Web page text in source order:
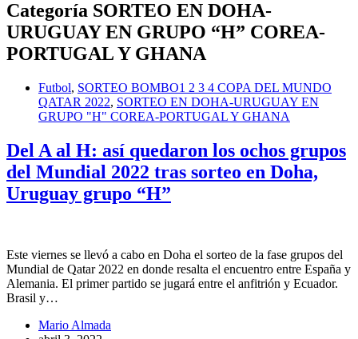
Categoría SORTEO EN DOHA-
URUGUAY EN GRUPO “H” COREA-
PORTUGAL Y GHANA
Futbol, SORTEO BOMBO1 2 3 4 COPA DEL MUNDO
QATAR 2022, SORTEO EN DOHA-URUGUAY EN
GRUPO "H" COREA-PORTUGAL Y GHANA
Del A al H: así quedaron los ochos grupos
del Mundial 2022 tras sorteo en Doha,
Uruguay grupo “H”
Este viernes se llevó a cabo en Doha el sorteo de la fase grupos del
Mundial de Qatar 2022 en donde resalta el encuentro entre España y
Alemania. El primer partido se jugará entre el anfitrión y Ecuador.
Brasil y…
Mario Almada